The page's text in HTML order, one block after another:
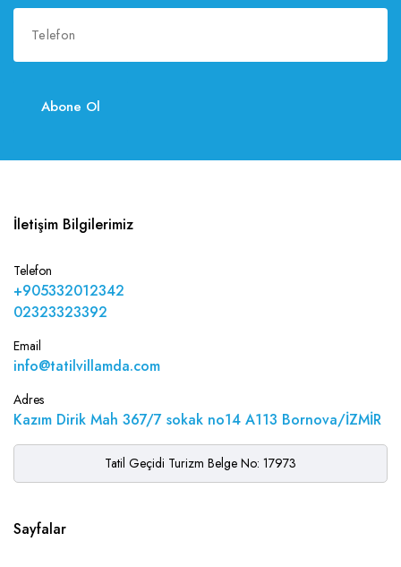
Abone Ol
İletişim Bilgilerimiz
Telefon
+905332012342
02323323392
Email
info@tatilvillamda.com
Adres
Kazım Dirik Mah 367/7 sokak no14 A113 Bornova/İZMİR
Tatil Geçidi Turizm Belge No: 17973
Sayfalar